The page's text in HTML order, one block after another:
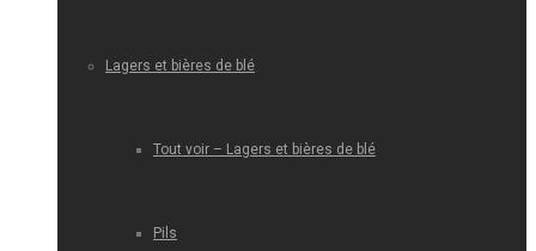
Lagers et bières de blé
Tout voir – Lagers et bières de blé
Pils